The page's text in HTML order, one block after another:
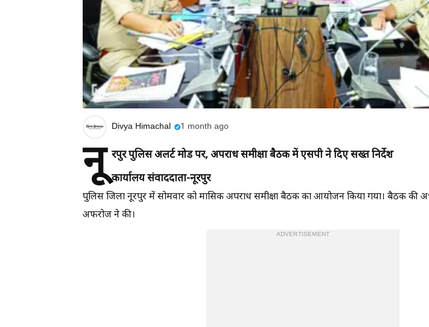
Divya Himachal 1 month ago
नू रपुर पुलिस अलर्ट मोड पर, अपराध समीक्षा बैठक में एसपी ने दिए सख्त निर्देश
कार्यालय संवाददाता-नूरपुर
पुलिस जिला नूरपुर में सोमवार को मासिक अपराध समीक्षा बैठक का आयोजन किया गया। बैठक की
अफरोज ने की।
ADVERTISEMENT